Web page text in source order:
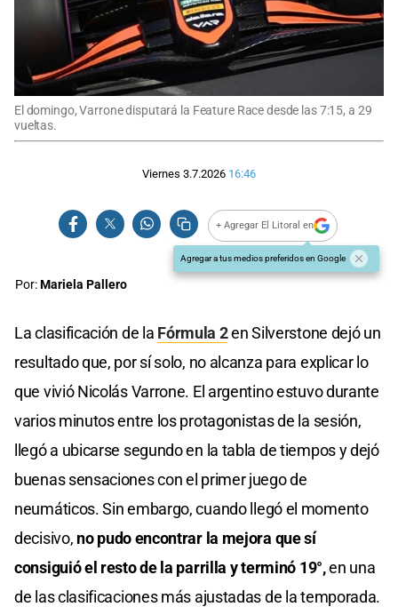
El domingo, Varrone disputará la Feature Race desde las 7:15, a 29
vueltas.
Viernes 3.7.2026 16:46
+ Agregar El Litoral en
Agregar a tus medios preferidos en Google
Por:Mariela Pallero
La clasificación de la Fórmula 2en Silverstone dejó un
resultado que, por sí solo, no alcanza para explicar lo
que vivió Nicolás Varrone. El argentino estuvo durante
varios minutos entre los protagonistas de la sesión,
llegó a ubicarse segundo en la tabla de tiempos y dejó
buenas sensaciones con el primer juego de
neumáticos. Sin embargo, cuando llegó el momento
decisivo, no pudo encontrar la mejora que sí
consiguió el resto de la parrilla y terminó 19°,en una
de las clasificaciones más ajustadas de la temporada.